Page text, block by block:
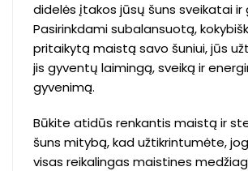
didelės įtakos jūsų šuns sveikatai ir
Pasirinkdami subalansuotą,
pritaikytą maistą savo šuniui, jūs
jis gyventų laimingą, sveiką ir
gyvenimą.
Būkite atidūs renkantis maistą ir
šuns mitybą, kad užtikrintumėte,
visas reikalingas maistines